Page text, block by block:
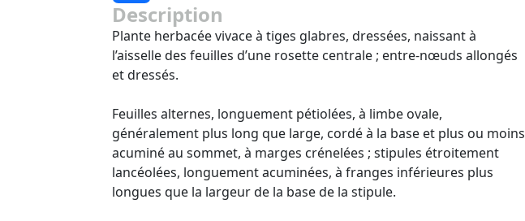
Description
Plante herbacée vivace à tiges glabres, dressées, naissant à
l’aisselle des feuilles d’une rosette centrale ; entre-nœuds allongés
et dressés.
Feuilles alternes, longuement pétiolées, à limbe ovale,
généralement plus long que large, cordé à la base et plus ou moins
acuminé au sommet, à marges crénelées ; stipules étroitement
lancéolées, longuement acuminées, à franges inférieures plus
longues que la largeur de la base de la stipule.